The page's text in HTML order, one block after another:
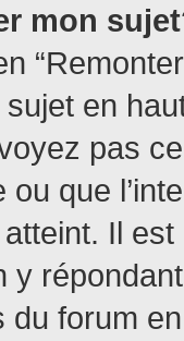
mon
en
pas
que
atteint. Il
y
du forum